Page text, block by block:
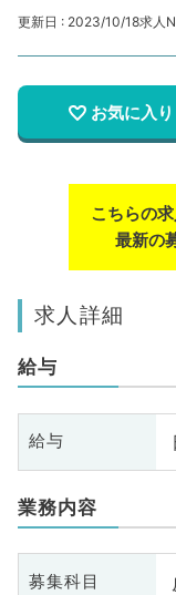
更新日 : 2023/10/18求人
お気に入り
こちらの
最新の
求人詳細
給与
給与
業務内容
募集科目